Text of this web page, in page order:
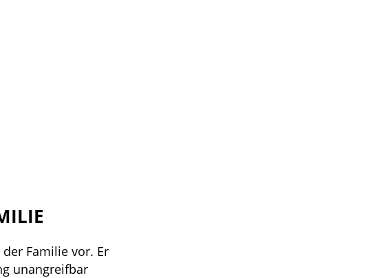
Familie vor. Er
unangreifbar